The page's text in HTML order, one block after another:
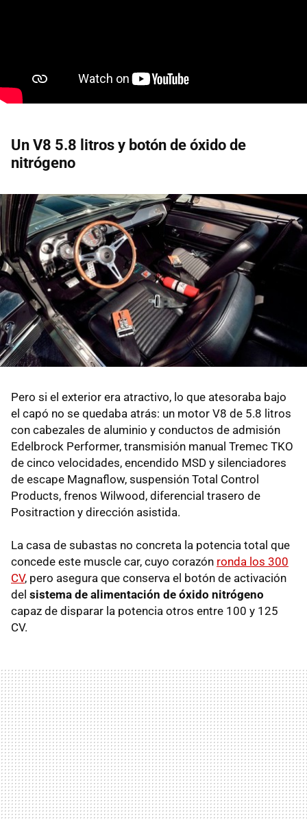
Un V8 5.8 litros y botón de óxido de
nitrógeno
Pero si el exterior era atractivo, lo que atesoraba bajo
el capó no se quedaba atrás: un motor V8 de 5.8 litros
con cabezales de aluminio y conductos de admisión
Edelbrock Performer, transmisión manual Tremec TKO
de cinco velocidades, encendido MSD y silenciadores
de escape Magnaflow, suspensión Total Control
Products, frenos Wilwood, diferencial trasero de
Positraction y dirección asistida.
La casa de subastas no concreta la potencia total que
concede este muscle car, cuyo corazón ronda los 300
CV, pero asegura que conserva el botón de activación
del sistema de alimentación de óxido nitrógeno
capaz de disparar la potencia otros entre 100 y 125
CV.